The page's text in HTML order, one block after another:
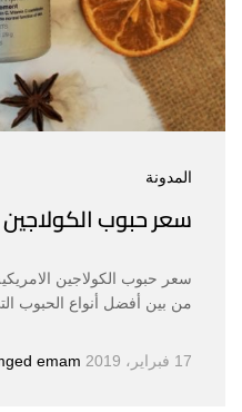
المدونة
سعر حبوب الكولاجين
سعر حبوب الكولاجين
من بين أفضل أنواع الحبوب
17 فبراير، 2019 emam